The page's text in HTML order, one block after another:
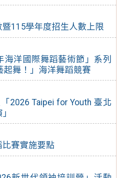
115學年度招生人數上限
洋國際舞蹈藝術節」系列
起舞！」海洋舞蹈競賽
2026 Taipei for Youth 臺北
賽實施要點